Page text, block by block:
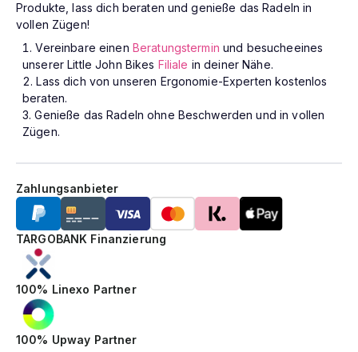
Produkte, lass dich beraten und genieße das Radeln in
vollen Zügen!
Vereinbare einen Beratungstermin und besucheeines
unserer Little John Bikes Filiale in deiner Nähe.
Lass dich von unseren Ergonomie-Experten kostenlos
beraten.
Genieße das Radeln ohne Beschwerden und in vollen
Zügen.
100% Upway Partner
100% Linexo Partner
TARGOBANK Finanzierung
Zahlungsanbieter